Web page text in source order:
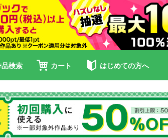
品検索 カート はじめての方へ